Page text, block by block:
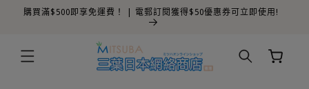
跳至內容
購買滿$500即享免運費！ | 電郵訂閱獲得$50優惠券可立即使用!
物